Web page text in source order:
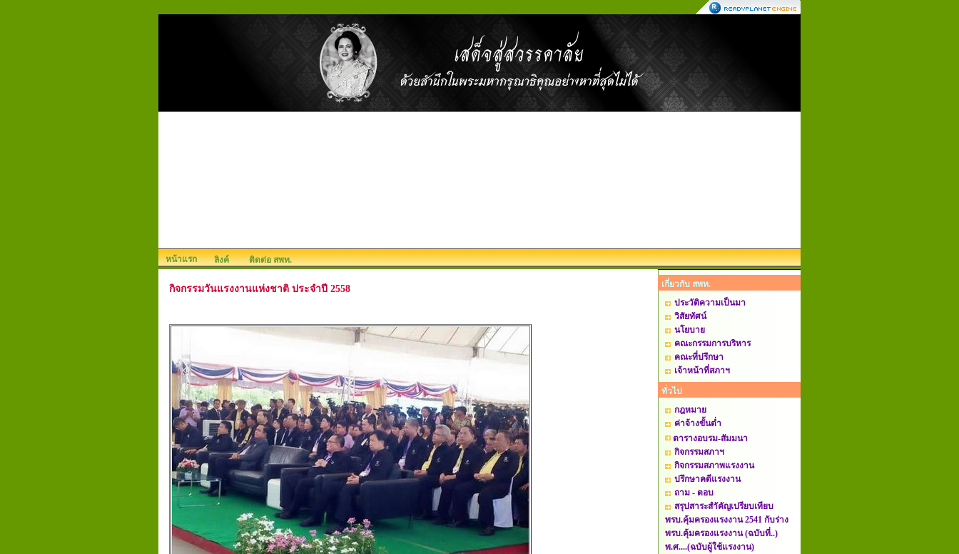
หน้าแรก ลิงค์ ติดต่อ สพท.
กิจกรรมวันแรงงานแห่งชาติ ประจำปี 2558
เกี่ยวกับ สพท.
ประวัติความเป็นมา
วิสัยทัศน์
นโยบาย
คณะกรรมการบริหาร
คณะที่ปรึกษา
เจ้าหน้าที่สภาฯ
ทั่วไป
กฎหมาย
ค่าจ้างขั้นต่ำ
ตารางอบรม-สัมมนา
กิจกรรมสภาฯ
กิจกรรมสภาพแรงงาน
ปรึกษาคดีแรงงาน
ถาม - ตอบ
สรุปสาระสำัคัญเปรียบเทียบ
พรบ.คุ้มครองแรงงาน 2541 กับร่าง
พรบ.คุ้มครองแรงงาน (ฉบับที่..)
พ.ศ....(ฉบับผู้ใช้แรงงาน)